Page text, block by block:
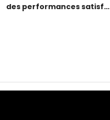
des performances satisf…